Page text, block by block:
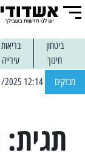
ביטחון בריאות
חינוך
עירייה
מבזקים
| 12:14 13/01/2025 אחרי שבוע: הוסר איסור הרחצה בחופי אשדוד
תגית: